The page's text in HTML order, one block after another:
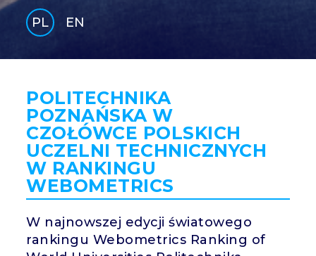
PL
EN
SH
POLITECHNIKA
POZNAŃSKA W
CZOŁÓWCE POLSKICH
UCZELNI TECHNICZNYCH
W RANKINGU
WEBOMETRICS
W najnowszej edycji światowego
rankingu Webometrics Ranking of